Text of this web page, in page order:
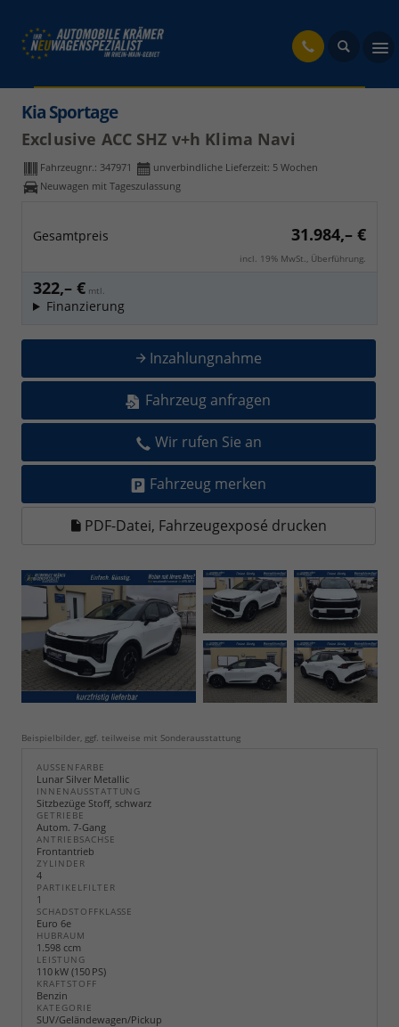
Kia Sportage
Exclusive ACC SHZ v+h Klima Navi
Fahrzeugnr.: 347971 unverbindliche Lieferzeit: 5 Wochen
Neuwagen mit Tageszulassung
Gesamtpreis 31.984,– €
incl. 19% MwSt., Überführung.
322,– € mtl.
Finanzierung
Inzahlungnahme
Fahrzeug anfragen
Wir rufen Sie an
Fahrzeug merken
PDF-Datei, Fahrzeugexposé drucken
Beispielbilder, ggf. teilweise mit Sonderausstattung
AUSSENFARBE
Lunar Silver Metallic
INNENAUSSTATTUNG
Sitzbezüge Stoff, schwarz
GETRIEBE
Autom. 7-Gang
ANTRIEBSACHSE
Frontantrieb
ZYLINDER
4
PARTIKELFILTER
1
SCHADSTOFFKLASSE
Euro 6e
HUBRAUM
1.598 ccm
LEISTUNG
110 kW (150 PS)
KRAFTSTOFF
Benzin
KATEGORIE
SUV/Geländewagen/Pickup